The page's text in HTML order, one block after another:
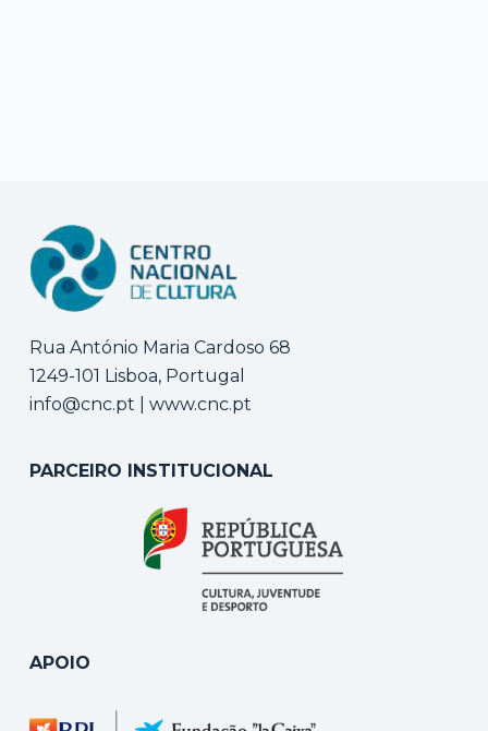
Rua António Maria Cardoso 68
1249-101 Lisboa, Portugal
info@cnc.pt
www.cnc.pt
PARCEIRO INSTITUCIONAL
APOIO